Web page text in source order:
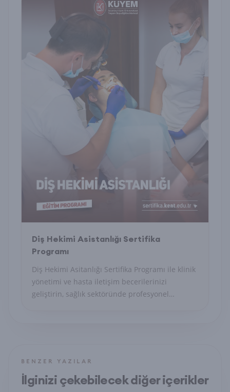
Diş Hekimi Asistanlığı Sertifika
Programı
Diş Hekimi Asitanlığı Sertifika Programı ile klinik
yönetimi ve hasta iletişim becerilerinizi
geliştirin, sağlık sektöründe profesyonel
BENZER YAZILAR
İlginizi çekebilecek diğer içerikler